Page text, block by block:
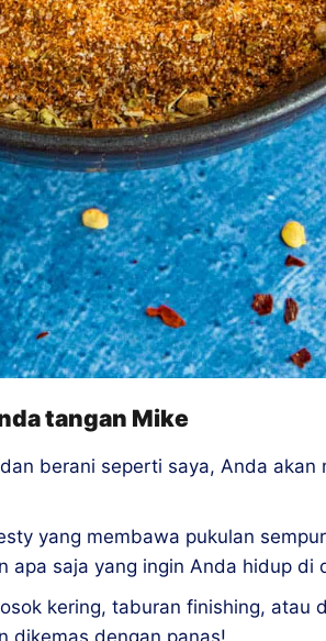
tangan Mike
berani seperti saya, Anda akan
yang membawa pukulan
apa saja yang ingin Anda hidup di
kering, taburan finishing, atau
dikemas dengan panas!